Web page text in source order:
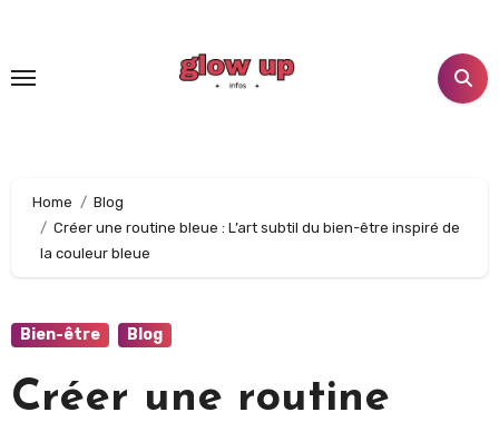
Home
Blog
Créer une routine bleue : L’art subtil du bien-être inspiré de
la couleur bleue
Bien-être Blog
Créer une routine